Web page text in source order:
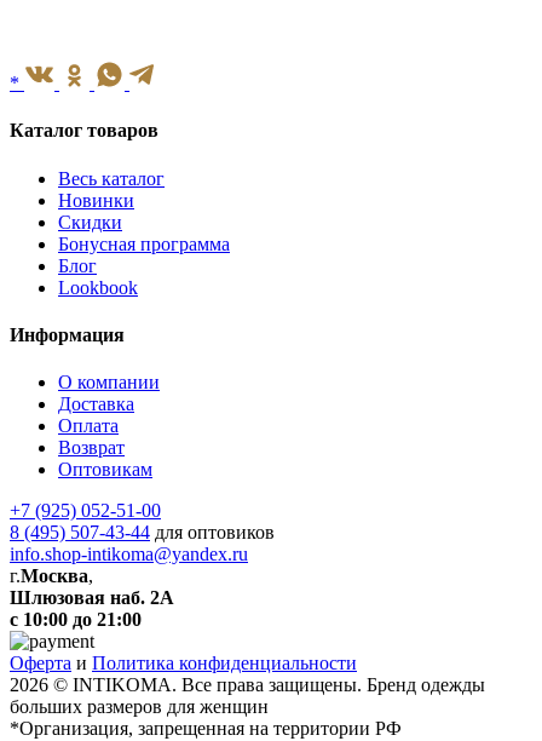
*
Каталог товаров
Весь каталог
Новинки
Скидки
Бонусная программа
Блог
Lookbook
Информация
О компании
Доставка
Оплата
Возврат
Оптовикам
+7 (925) 052-51-00
8 (495) 507-43-44 для оптовиков
info.shop-intikoma@yandex.ru
г.Москва,
Шлюзовая наб. 2А
с 10:00 до 21:00
Оферта и Политика конфиденциальности
2026 © INTIKOMA. Все права защищены. Бренд одежды
больших размеров для женщин
*Организация, запрещенная на территории РФ